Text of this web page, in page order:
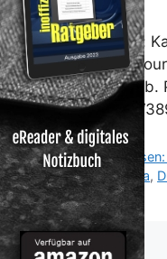
Polen:
Unverb.
Brda,